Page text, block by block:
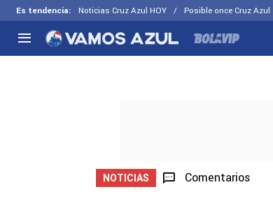
Es tendencia: Noticias Cruz Azul HOY Posible once Cruz Azul
Selección Mexicana
NOTICIAS Comentarios